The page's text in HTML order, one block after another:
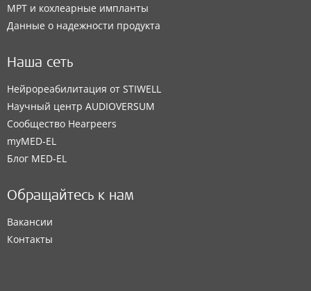
МРТ и кохлеарные импланты
Данные о надежности продукта
Наша сеть
Нейрореабилитация от STIWELL
Научный центр AUDIOVERSUM
Сообщество Hearpeers
myMED‑EL
Блог MED-EL
Обращайтесь к нам
Вакансии
Контакты